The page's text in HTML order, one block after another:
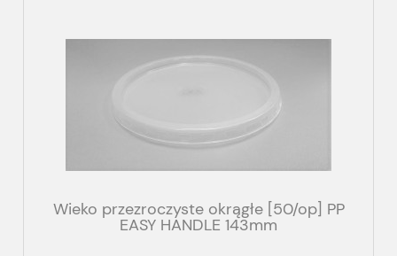
Wieko przezroczyste okrągłe [50/op] PP
EASY HANDLE 143mm